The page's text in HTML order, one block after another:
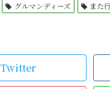
グルマンディーズ また
Twitter